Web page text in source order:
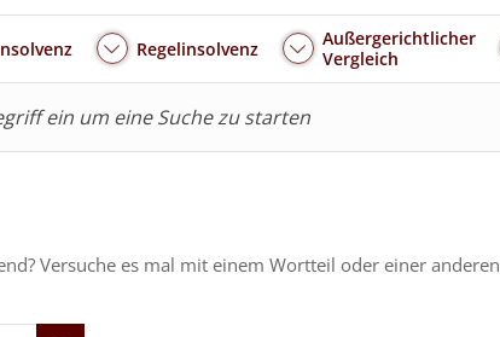
Regelinsolvenz
Außergerichtlicher
Vergleich
ein um eine Suche zu starten
Versuche es mal mit einem Wortteil oder einer anderen